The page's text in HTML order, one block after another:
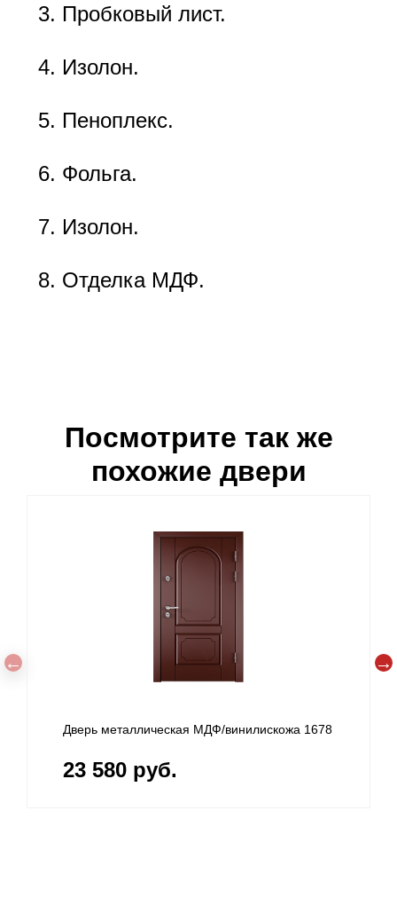
Пробковый лист.
Изолон.
Пеноплекс.
Фольга.
Изолон.
Отделка МДФ.
Посмотрите так же
похожие двери
Дверь стальная МДФ/винилискожа 1677
23 580 руб.